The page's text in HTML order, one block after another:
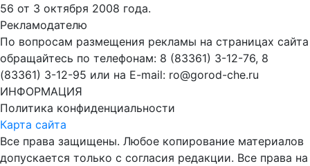
56 от 3 октября 2008 года.
Рекламодателю
По вопросам размещения рекламы на страницах сайта
обращайтесь по телефонам: 8 (83361) 3-12-76, 8
(83361) 3-12-95 или на E-mail: ro@gorod-che.ru
ИНФОРМАЦИЯ
Политика конфиденциальности
Карта сайта
Все права защищены. Любое копирование материалов
допускается только с согласия редакции. Все права на